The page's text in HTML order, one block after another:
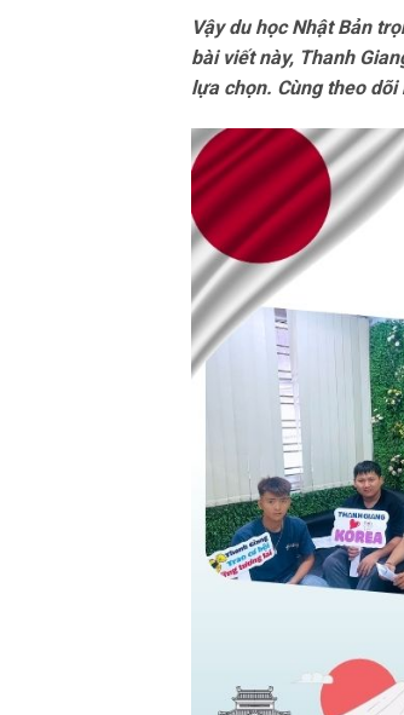
Vậy du học Nhật Bản
bài viết này, Thanh
lựa chọn. Cùng theo dõi